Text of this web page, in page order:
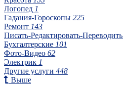
Логопед 1
Гадания-Гороскопы 225
Ремонт 143
Писать-Редактировать-Переводить
Бухгалтерские 101
Фото-Видео 62
Электрик 1
Другие услуги 448
Выше